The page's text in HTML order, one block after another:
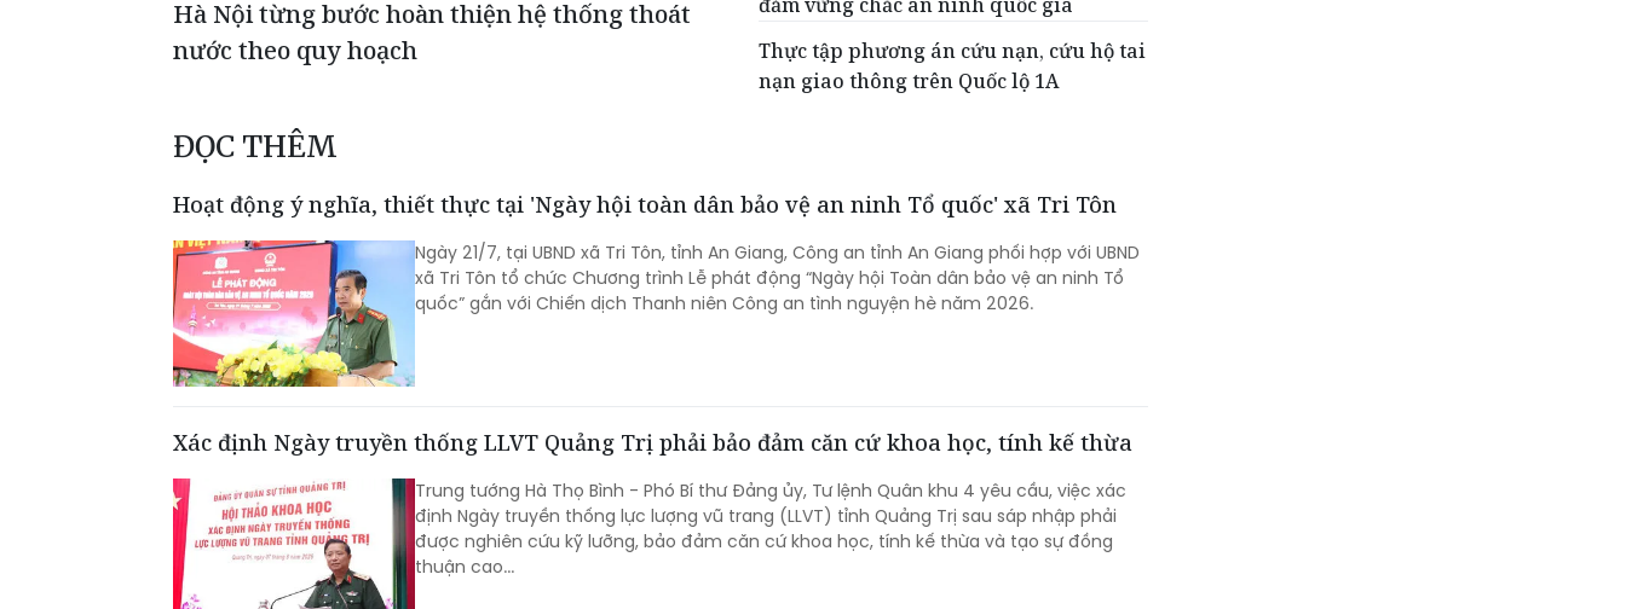
Hà Nội từng bước hoàn thiện hệ thống thoát
nước theo quy hoạch
Thực tập phương án cứu nạn, cứu hộ tai
nạn giao thông trên Quốc lộ 1A
ĐỌC THÊM
Hoạt động ý nghĩa, thiết thực tại 'Ngày hội toàn dân bảo vệ an ninh Tổ quốc' xã Tri Tôn
Ngày 21/7, tại UBND xã Tri Tôn, tỉnh An Giang, Công an tỉnh An Giang phối hợp với UBND
xã Tri Tôn tổ chức Chương trình Lễ phát động “Ngày hội Toàn dân bảo vệ an ninh Tổ
quốc” gắn với Chiến dịch Thanh niên Công an tình nguyện hè năm 2026.
Xác định Ngày truyền thống LLVT Quảng Trị phải bảo đảm căn cứ khoa học, tính kế thừa
Trung tướng Hà Thọ Bình - Phó Bí thư Đảng ủy, Tư lệnh Quân khu 4 yêu cầu, việc xác
định Ngày truyền thống lực lượng vũ trang (LLVT) tỉnh Quảng Trị sau sáp nhập phải
được nghiên cứu kỹ lưỡng, bảo đảm căn cứ khoa học, tính kế thừa và tạo sự đồng
thuận cao...